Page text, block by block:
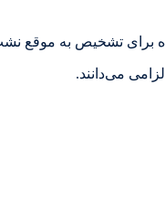
برای تشخیص به موقع
می‌دانند.